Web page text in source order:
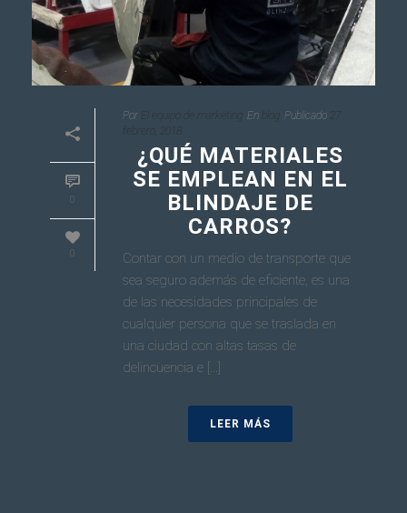
0
0
Por El equipo de marketing En blog Publicado
febrero, 2018
¿QUÉ MATERIALES
SE EMPLEAN EN EL
BLINDAJE DE
CARROS?
Contar con un medio de transporte que
sea seguro además de eficiente, es una
de las necesidades principales de
cualquier persona que se traslada en
una ciudad con altas tasas de
delincuencia e [...]
LEER MÁS